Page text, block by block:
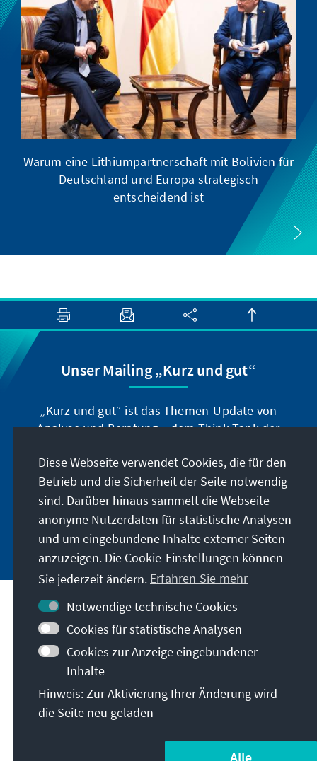
Warum eine Lithiumpartnerschaft mit Bolivien für
Deutschland und Europa strategisch
entscheidend ist
Unser Mailing „Kurz und gut“
„Kurz und gut“ ist das Themen-Update von
Analyse und Beratung – dem Think-Tank der
Fischer-Bollin informiert Sie in unregelmäßigen
Abständen in aller Kürze über Themen, die wir
für unsere nahe Zukunft für wichtig halten.
Jetzt abonnieren
Besuchen Sie auch
Impressum
Nutzungsbedingungen
Erklärung zur Barrierefreiheit
© Konrad-Adenauer-Stiftung e.V. 2026
Diese Webseite verwendet Cookies, die für den
Betrieb und die Sicherheit der Seite notwendig
sind. Darüber hinaus sammelt die Webseite
anonyme Nutzerdaten für statistische Analysen
und um eingebundene Inhalte externer Seiten
anzuzeigen. Die Cookie-Einstellungen können
Sie jederzeit ändern. Erfahren Sie mehr
Notwendige technische Cookies
Cookies für statistische Analysen
Cookies zur Anzeige eingebundener
Inhalte
Hinweis: Zur Aktivierung Ihrer Änderung wird
die Seite neu geladen
Alle